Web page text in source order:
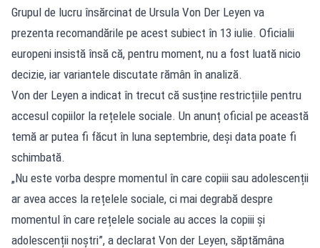
Grupul de lucru însărcinat de Ursula Von Der Leyen va
prezenta recomandările pe acest subiect în 13 iulie. Oficialii
europeni insistă însă că, pentru moment, nu a fost luată nicio
decizie, iar variantele discutate rămân în analiză.
Von der Leyen a indicat în trecut că susține restricțiile pentru
accesul copiilor la rețelele sociale. Un anunț oficial pe această
temă ar putea fi făcut în luna septembrie, deși data poate fi
schimbată.
„Nu este vorba despre momentul în care copiii sau adolescenții
ar avea acces la rețelele sociale, ci mai degrabă despre
momentul în care rețelele sociale au acces la copiii și
adolescenții noștri”, a declarat Von der Leyen, săptămâna